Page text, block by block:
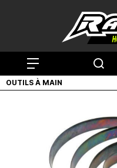
OUTILS À MAIN